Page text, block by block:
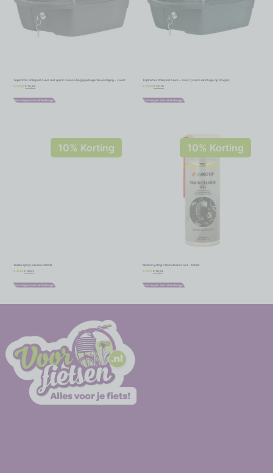
Topkoffer Polisport Luxe met quick release bagagedragerbevestiging – zwart
€ € 35,99
Toevoegen aan winkelwagen
Topkoffer Polisport Luxe – zwart (vaste montage op drager)
€ 37,99 € 34,19
Toevoegen aan winkelwagen
10% Korting
Turbo spray Brunox 300ml
€ 11,79 € 10,61
Toevoegen aan winkelwagen
10% Korting
Motip Cycling Chaincleaner Gel – 400ml
€ 12,12 € 10,91
Toevoegen aan winkelwagen